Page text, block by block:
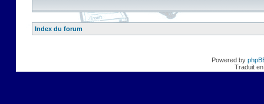
Index du forum
Powered by
Traduit